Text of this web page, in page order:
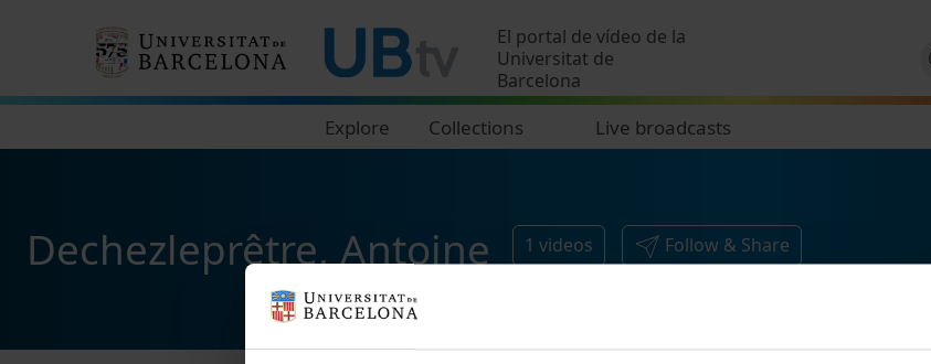
El portal de vídeo de la
Universitat de
Barcelona
Explore Collections Live broadcasts
Dechezleprêtre, Antoine 1 videos Follow & Share